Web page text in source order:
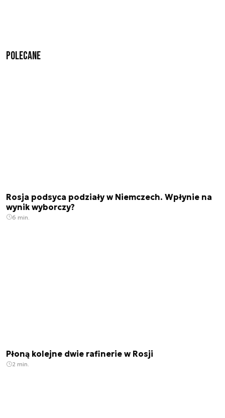
Polecane
Rosja podsyca podziały w Niemczech. Wpłynie na
wynik wyborczy?
6 min.
Płoną kolejne dwie rafinerie w Rosji
2 min.